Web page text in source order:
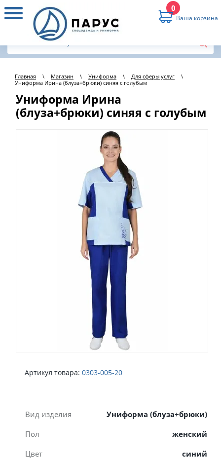
0
Ваша корзина
Главная \ Магазин \ Униформа \ Для сферы услуг
\
Униформа Ирина (блуза+брюки) синяя с голубым
Униформа Ирина
(блуза+брюки) синяя с голубым
Артикул товара: 0303-005-20
Вид изделия
Униформа (блуза+брюки)
Пол
женский
Цвет
синий